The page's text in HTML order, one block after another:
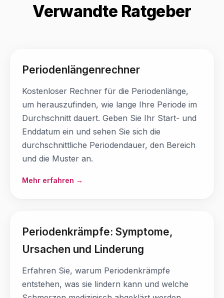
Verwandte Ratgeber
Periodenlängenrechner
Kostenloser Rechner für die Periodenlänge,
um herauszufinden, wie lange Ihre Periode im
Durchschnitt dauert. Geben Sie Ihr Start- und
Enddatum ein und sehen Sie sich die
durchschnittliche Periodendauer, den Bereich
und die Muster an.
Mehr erfahren →
Periodenkrämpfe: Symptome,
Ursachen und Linderung
Erfahren Sie, warum Periodenkrämpfe
entstehen, was sie lindern kann und welche